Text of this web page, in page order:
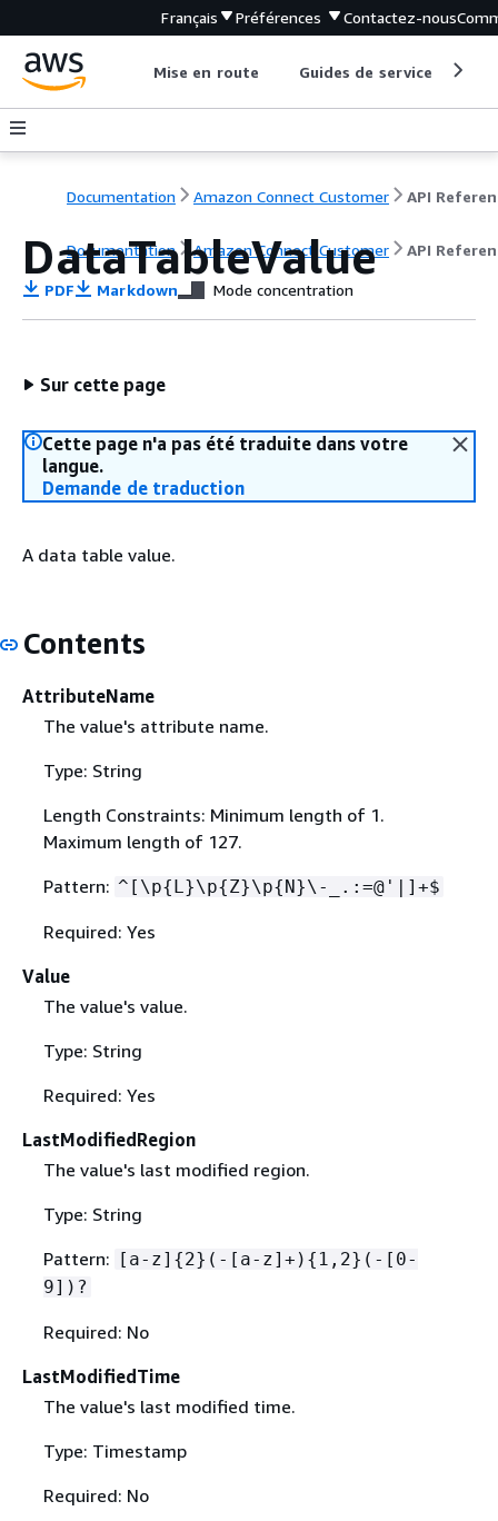
Français Préférences Contactez-nous
Mise en route Guides de service
Documentation Amazon Connect Customer API
Documentation Amazon Connect Customer API
DataTableValue
PDF Markdown Mode concentration
Sur cette page
Cette page n'a pas été traduite dans votre
langue.
Demande de traduction
A data table value.
Contents
AttributeName
The value's attribute name.
Type: String
Length Constraints: Minimum length of 1.
Maximum length of 127.
Pattern: ^[\p{L}\p{Z}\p{N}\-_.:=@'|]+$
Required: Yes
Value
The value's value.
Type: String
Required: Yes
LastModifiedRegion
The value's last modified region.
Type: String
Pattern: [a-z] {2}(-[a-z]+) { 1,2}(-[0-
9])?
Required: No
LastModifiedTime
The value's last modified time.
Type: Timestamp
Required: No